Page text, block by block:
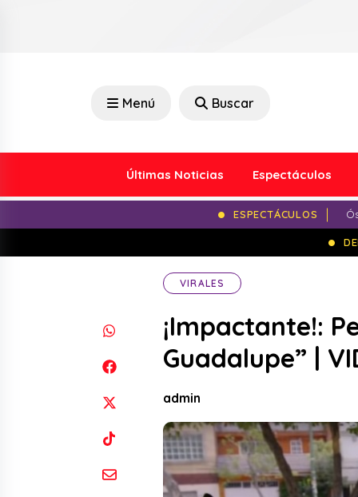
Menú Buscar
Últimas Noticias Espectáculos
ESPECTÁCULOS
VIRALES
¡Impactante!:
Guadalupe” |
admin